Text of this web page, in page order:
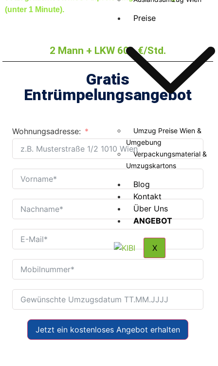
Preise
Umzug Preise Wien &
Umgebung
Verpackungsmaterial &
Umzugskartons
Blog
Kontakt
Über Uns
ANGEBOT
X
(unter 1 Minute).
2 Mann + LKW 60,- €/Std.
Gratis
Entrümpelungsangebot
Wohnungsadresse:
Jetzt ein kostenloses Angebot erhalten